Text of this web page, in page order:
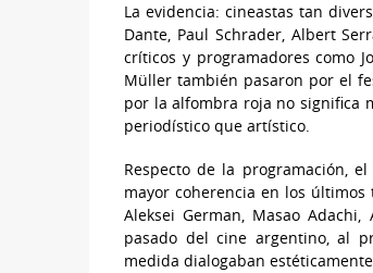
La evidencia: cineastas tan
Dante, Paul Schrader, Albert
críticos y programadores como
Müller también pasaron por el
por la alfombra roja no significa
periodístico que artístico.
Respecto de la programación,
mayor coherencia en los
Aleksei German, Masao
pasado del cine argentino, al
medida dialogaban